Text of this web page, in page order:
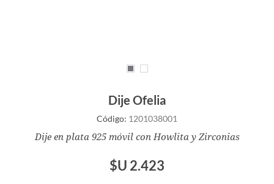
Dije Ofelia
Código: 1201038001
Dije en plata 925 móvil con Howlita y Zirconias
$U 2.423